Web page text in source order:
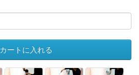
カートに入れる